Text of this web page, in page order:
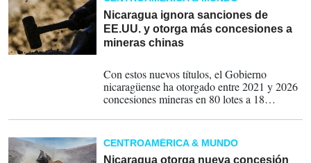
Nicaragua ignora sanciones de
EE.UU. y otorga más concesiones a
mineras chinas
Con estos nuevos títulos, el Gobierno
nicaragüense ha otorgado entre 2021 y 2026
concesiones mineras en 80 lotes a 18
hectáreas, lo que representan más del 8,5 %
del territorio nicaragüense.
CENTROAMÉRICA & MUNDO
Nicaragua otorga nueva concesión